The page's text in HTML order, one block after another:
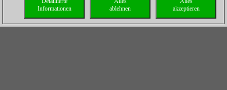
akzeptieren
ablehnen
Informationen